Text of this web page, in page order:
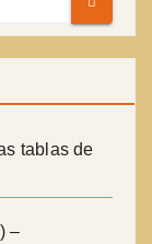
tablas de
–